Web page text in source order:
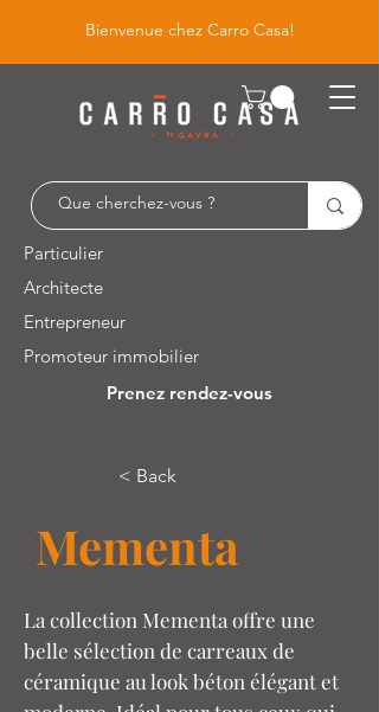
Bienvenue chez Carro Casa!
Particulier
Architecte
Entrepreneur
Promoteur immobilier
Prenez rendez-vous
Leuvensesteenweg 526 / 1930 Zaventem
< Back
Mementa
La collection Mementa offre une
belle sélection de carreaux de
céramique au look béton élégant et